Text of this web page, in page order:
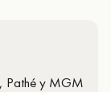
Pathé y MGM